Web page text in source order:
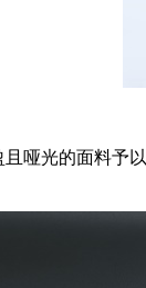
哑光的面料予